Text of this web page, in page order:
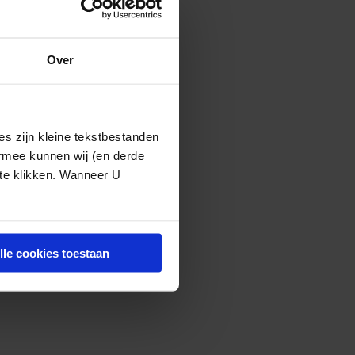
Over
zijn kleine tekstbestanden
kunnen wij (en derde
klikken. Wanneer U
cookies toestaan
2 het
aldus
heeft